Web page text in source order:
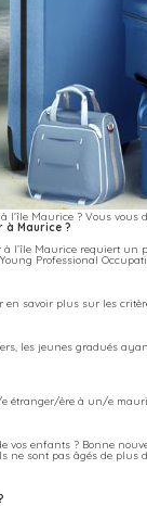
l’île Maurice ? Vous vous
à Maurice ?
à l’île Maurice requiert
Professional
en savoir plus sur les
les jeunes gradués
étranger/ère à un/e
vos enfants ? Bonne
ne sont pas âgés de plus